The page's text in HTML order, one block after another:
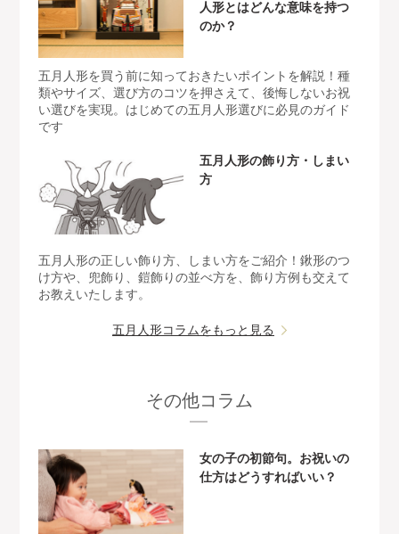
人形とはどんな意味を持つ
のか？
五月人形を買う前に知っておきたいポイントを解説！種
類やサイズ、選び方のコツを押さえて、後悔しないお祝
い選びを実現。はじめての五月人形選びに必見のガイド
です
五月人形の飾り方・しまい
方
五月人形の正しい飾り方、しまい方をご紹介！鍬形のつ
け方や、兜飾り、鎧飾りの並べ方を、飾り方例も交えて
お教えいたします。
五月人形コラムをもっと見る
その他コラム
女の子の初節句。お祝いの
仕方はどうすればいい？